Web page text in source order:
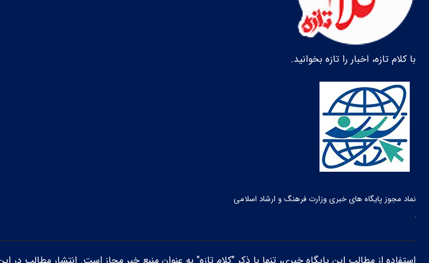
با کلام تازه، اخبار را تازه بخوانید.
نماد مجوز پایگاه های خبری وزارت فرهنگ و ارشاد اسلامی